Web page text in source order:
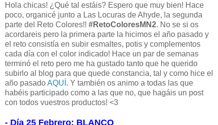
Hola chicas! ¿Qué tal estáis? Espero que muy bien! Hace
poco, organicé junto a Las Locuras de Ahyde, la segunda
parte del Reto Colores!! #RetoColoresMN2. No se si os
acordareis pero la primera parte la hicimos el año pasado y
el reto consistía en subir esmaltes, potis y complementos
cada día con el color indicado! Hace un par de semanas
terminó el reto pero me ha gustado tanto que he querido
subirlo al blog para que quede constancia, tal y como hice el
año pasadoAQUÍ . Y también os animo a todas las que
habéis participado como a las que no, que hagáis un post
con todos vuestros productos! <3
- Día 25 Febrero: BLANCO